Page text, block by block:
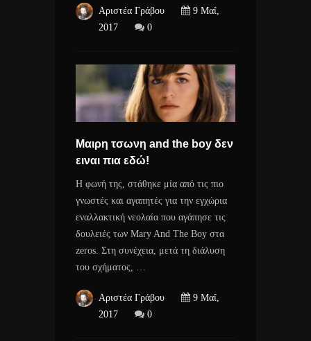
Αριστέα Γράβου
9 Μαΐ,
2017
0
Μαιρη τσωνη and the boy δεν
ειναι πια εδώ!
Η φωνή της, στάθηκε μία από τις πιο
γνωστές και αγαπητές για την εγχώρια
εναλλακτική νεολαία που αγάπησε τις
δουλειές των Mary And The Boy στα
zeros. Στη συνέχεια, μετά τη διάλυση
του σχήματος, …
Αριστέα Γράβου
9 Μαΐ,
2017
0